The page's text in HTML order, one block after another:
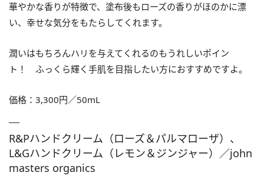
華やかな香りが特徴で、塗布後もローズの香りがほのかに漂
い、幸せな気分をもたらしてくれます。
潤いはもちろんハリを与えてくれるのもうれしいポイン
ト！ ふっくら輝く手肌を目指したい方におすすめですよ。
価格：3,300円／50mL
R&Pハンドクリーム（ローズ＆パルマローザ）、
L&Gハンドクリーム（レモン＆ジンジャー）／john
masters organics